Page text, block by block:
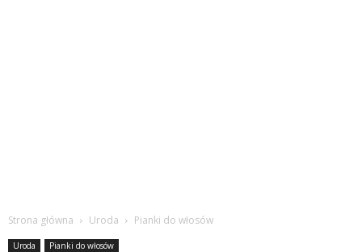
Strona główna Uroda Pianki do włosów
Uroda Pianki do włosów